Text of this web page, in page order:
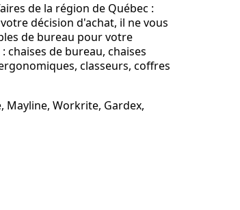
de la région de Québec :
décision d'achat, il ne vous
de bureau pour votre
chaises de bureau, chaises
classeurs, coffres
Mayline, Workrite, Gardex,